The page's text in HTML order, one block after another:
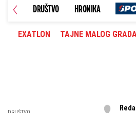
DRUŠTVO HRONIKA
EXATLON TAJNE MALOG